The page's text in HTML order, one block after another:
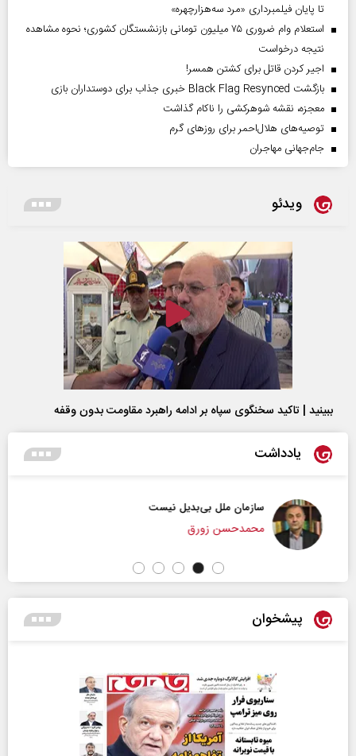
تا پایان فیلمبرداری «مرد سه‌هزارچهره»
استعلام وام ضروری ۷۵ میلیون تومانی بازنشستگان کشوری؛ نحوه مشاهده
نتیجه درخواست
اجیر کردن قاتل برای کشتن همسر!
بازگشت Black Flag Resynced خبری جذاب برای دوستداران بازی
معجزه، نقشه شوهرکشی را ناکام گذاشت
توصیه‌های هلال‌احمر برای روز‌های گرم
جام‌جهانی مهاجران
ویدئو
ببینید | تاکید سخنگوی سپاه بر ادامه راهبرد مقاومت بدون وقفه
یادداشت
سازمان ملل بی‌بدیل نیست
محمدحسن زورق
پیشخوان